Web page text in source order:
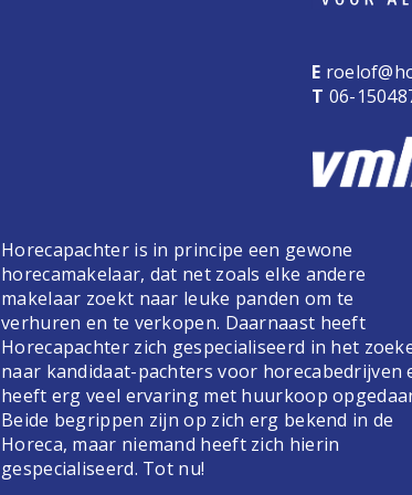
E
T 06-
Horecapachter is in principe een gewone
horecamakelaar, dat net zoals elke andere
makelaar zoekt naar leuke panden om te
verhuren en te verkopen. Daarnaast heeft
Horecapachter zich gespecialiseerd in het
naar kandidaat-pachters voor horecabedrijven
heeft erg veel ervaring met huurkoop
Beide begrippen zijn op zich erg bekend in de
Horeca, maar niemand heeft zich hierin
gespecialiseerd. Tot nu!